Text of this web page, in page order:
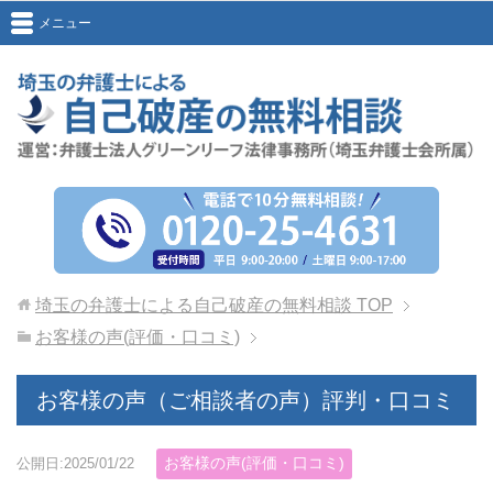
メニュー
埼玉の弁護士による自己破産の無料相談 TOP
お客様の声(評価・口コミ)
お客様の声（ご相談者の声）評判・口コミ
公開日:2025/01/22 お客様の声(評価・口コミ)